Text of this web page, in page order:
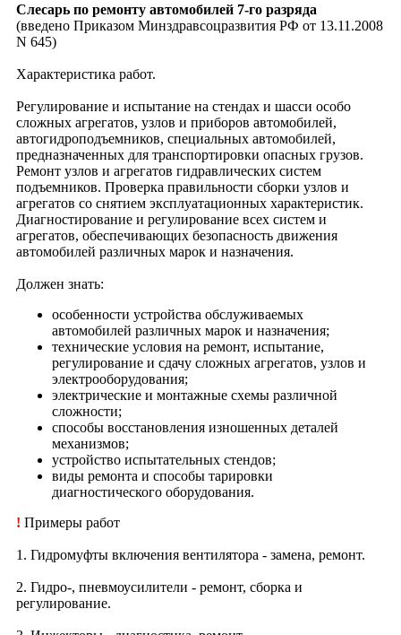
Слесарь по ремонту автомобилей 7-го разряда
(введено Приказом Минздравсоцразвития РФ от 13.11.2008
N 645)
Характеристика работ.
Регулирование и испытание на стендах и шасси особо
сложных агрегатов, узлов и приборов автомобилей,
автогидроподъемников, специальных автомобилей,
предназначенных для транспортировки опасных грузов.
Ремонт узлов и агрегатов гидравлических систем
подъемников. Проверка правильности сборки узлов и
агрегатов со снятием эксплуатационных характеристик.
Диагностирование и регулирование всех систем и
агрегатов, обеспечивающих безопасность движения
автомобилей различных марок и назначения.
Должен знать:
особенности устройства обслуживаемых
автомобилей различных марок и назначения;
технические условия на ремонт, испытание,
регулирование и сдачу сложных агрегатов, узлов и
электрооборудования;
электрические и монтажные схемы различной
сложности;
способы восстановления изношенных деталей
механизмов;
устройство испытательных стендов;
виды ремонта и способы тарировки
диагностического оборудования.
! Примеры работ
1. Гидромуфты включения вентилятора - замена, ремонт.
2. Гидро-, пневмоусилители - ремонт, сборка и
регулирование.